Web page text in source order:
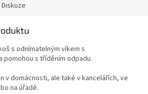
Diskuze
s odnímatelným víkem s
pomohou s tříděním odpadu.
v domácnosti, ale také v kancelářích, ve
na úřadě.